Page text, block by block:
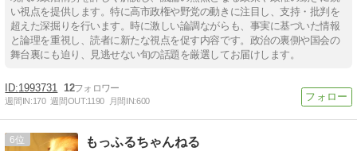
い視点を提供します。特に高市政権や野党の動きに注目し、支持・批判を
超えた深掘りを行います。時に激しい論調ながらも、事実に基づいた情報
と論理を重視し、読者に新たな視点を促す内容です。政治の裏側や国会の
舞台裏にも迫り、見逃せない旬の話題を厳選してお届けします。
1993731 12
週間IN:170 週間OUT:1190 月間IN:600
6 もっふるちゃんねる